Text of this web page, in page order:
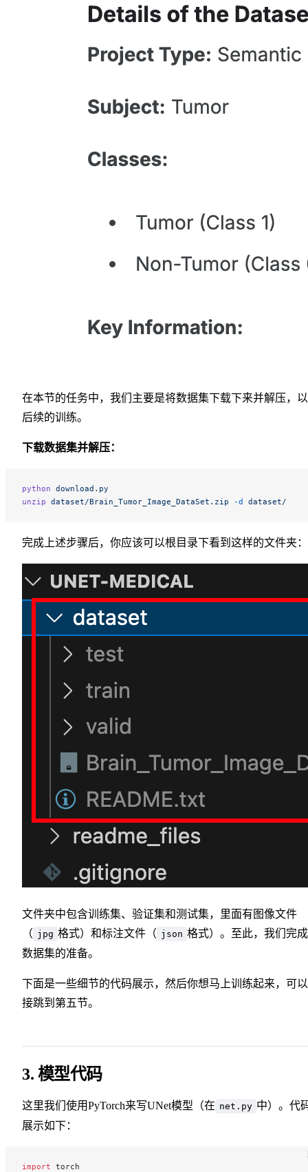
在本节的任务中，我们主要是将数据集下载下来并解压，
后续的训练。
下载数据集并解压：
python download.py
unzip dataset/Brain_Tumor_Image_DataSet.zip -d dataset/
完成上述步骤后，你应该可以根目录下看到这样的文件夹：
文件夹中包含训练集、验证集和测试集，里面有图像文件
（ jpg 格式）和标注文件（ json 格式）。至此，我们完
数据集的准备。
下面是一些细节的代码展示，然后你想马上训练起来，可
接跳到第五节。
3. 模型代码
这里我们使用PyTorch来写UNet模型（在 net.py 中）。代
展示如下：
import torch